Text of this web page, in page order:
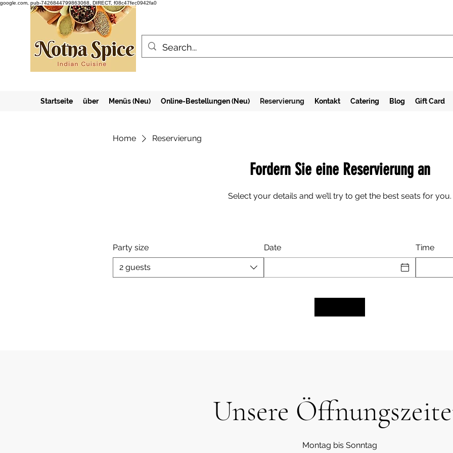
google.com, pub-7426844799863068, DIRECT, f08c47fec0942fa0
Startseite über Menüs (Neu) Online-Bestellungen (Neu) Reservierung Kontakt Catering Blog Gift Card
Home Reservierung
Fordern Sie eine Reservierung an
Select your details and we’ll try to get the best seats for you.
Party size
2 guests
Date Time
Unsere
Montag bis Sonntag